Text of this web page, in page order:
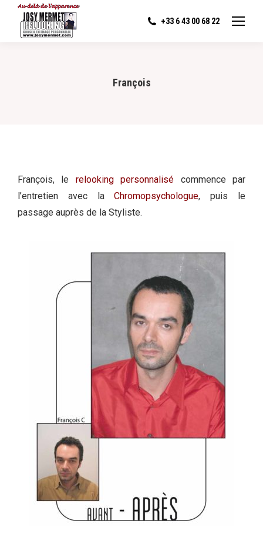
+33 6 43 00 68 22
François
François, le relooking personnalisé commence par
l’entretien avec laChromopsychologue, puis le
passage auprès de la Styliste.